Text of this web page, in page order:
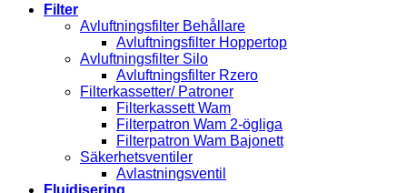
Filter
Avluftningsfilter Behållare
Avluftningsfilter Hoppertop
Avluftningsfilter Silo
Avluftningsfilter Rzero
Filterkassetter/ Patroner
Filterkassett Wam
Filterpatron Wam 2-ögliga
Filterpatron Wam Bajonett
Säkerhetsventiler
Avlastningsventil
Fluidisering